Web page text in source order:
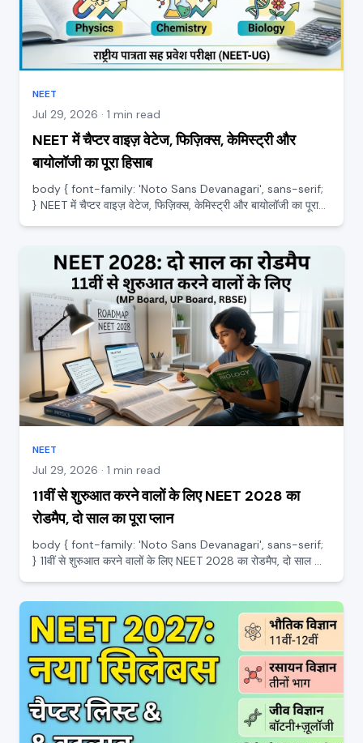
NEET
Jul 29, 2026 · 1 min read
NEET में चैप्टर वाइज़ वेटेज, फिज़िक्स, केमिस्ट्री और
बायोलॉजी का पूरा हिसाब
body { font-family: 'Noto Sans Devanagari', sans-serif;
} NEET में चैप्टर वाइज़ वेटेज, फिज़िक्स, केमिस्ट्री और बायोलॉजी का पूरा
NEET
Jul 29, 2026 · 1 min read
11वीं से शुरुआत करने वालों के लिए NEET 2028 का
रोडमैप, दो साल का पूरा प्लान
body { font-family: 'Noto Sans Devanagari', sans-serif;
} 11वीं से शुरुआत करने वालों के लिए NEET 2028 का रोडमैप, दो साल का